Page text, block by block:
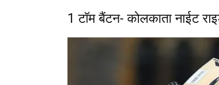
1 टॉम बैंटन- कोलकाता नाईट